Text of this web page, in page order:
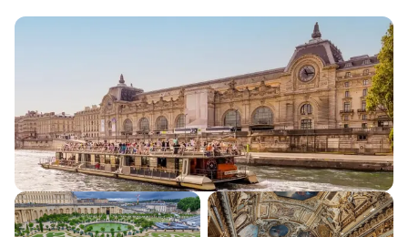
plongez-vous dans la culture viticole française lors d’une
. Les amateurs
d’architecture et d’art visiteront laFondation Louis Vuitton
avec une visite guidée exclusive, tandis que vous créerez
votre propre parfum lors de l’atelier de parfumerie
Fragonard. Grâce aucircuit en bus à arrêts libresflexible,
à lalocation de vélos, à unevisite guidée à vélodes sites
incontournables et à la visite libre du célèbre cimetière
Père-Lachaise, vous découvrirez Paris à votre guise – avec
accès coupe-file inclus.